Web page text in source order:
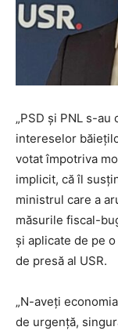
„PSD și PNL s-
intereselor
votat împotriva
implicit, că îl
ministrul care a
măsurile fiscal-
și aplicate de pe
de presă al USR.
„N-aveţi
de urgenţă,